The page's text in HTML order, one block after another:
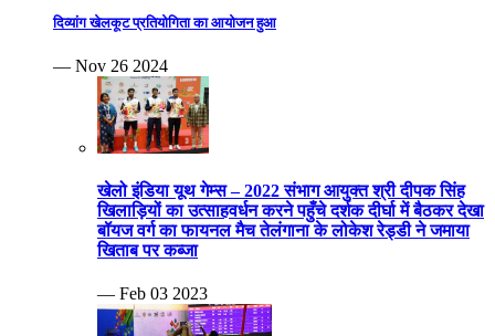
दिव्यांग खेलकूट प्रतियोगिता का आयोजन हुआ
— Nov 26 2024
खेलो इंडिया यूथ गेम्स – 2022 संभाग आयुक्त श्री दीपक सिंह
खिलाड़ियों का उत्साहवर्धन करने पहुँचे दर्शक दीर्घा में बैठकर देखा
बॉयज वर्ग का फायनल मैच तेलंगाना के लोकेश रेड्डी ने जमाया
खिताब पर कब्जा
— Feb 03 2023